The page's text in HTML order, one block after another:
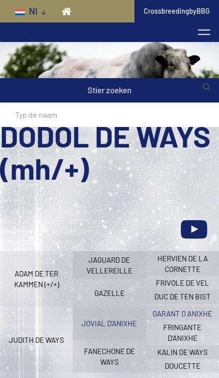
Skip to main content
Nl CrossbreedingbyBBG
Stier zoeken
DODOL DE WAYS
(mh/+)
ADAM DE TER
KAMMEN (+/+)
JAGUARD DE
VELLEREILLE
GAZELLE
HERVIEN DE LA
CORNETTE
FRIVOLE DE VEL
DUC DE TEN BIST
JUDITH DE WAYS
JOVIAL D’ANIXHE
FANECHONE DE
WAYS
GARANT D ANIXHE
FRINGANTE
D’ANIXHE
KALIN DE WAYS
DOUCETTE